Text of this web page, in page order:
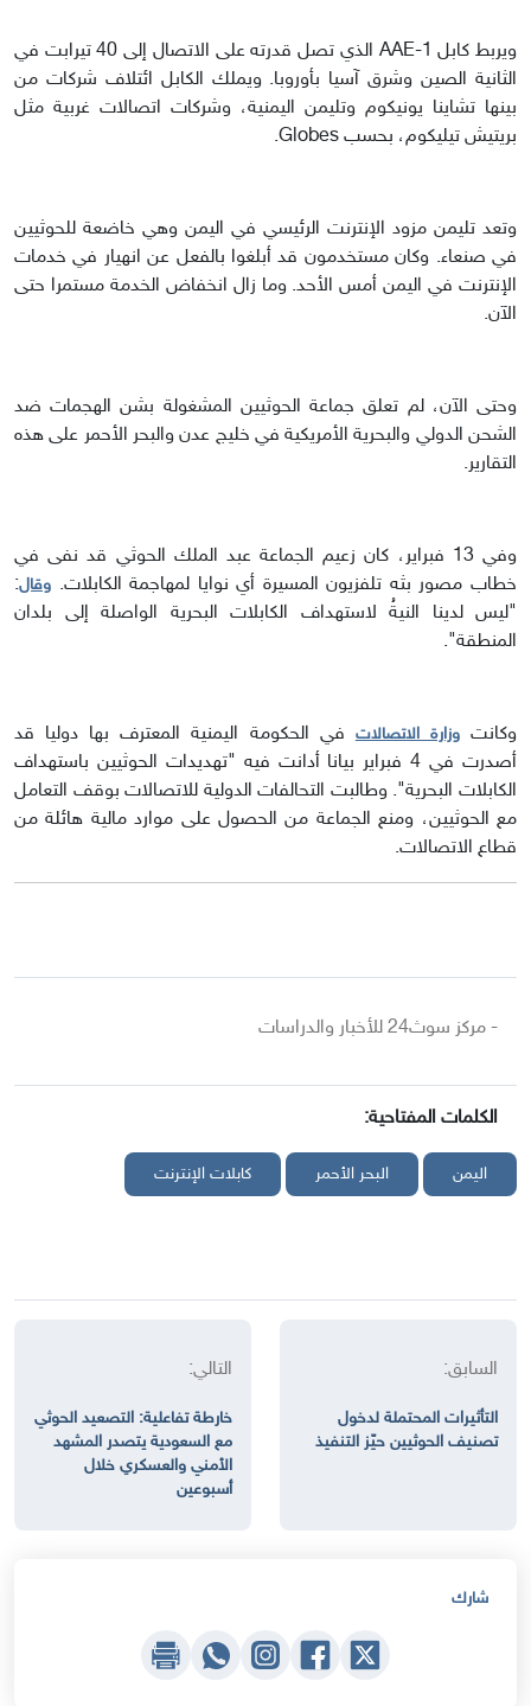
ويربط كابل AAE-1 الذي تصل قدرته على الاتصال إلى 40 تيرابت في
الثانية الصين وشرق آسيا بأوروبا. ويملك الكابل ائتلاف شركات من
بينها تشاينا يونيكوم وتليمن اليمنية، وشركات اتصالات غربية مثل
بريتيش تيليكوم، بحسب Globes.
وتعد تليمن مزود الإنترنت الرئيسي في اليمن وهي خاضعة للحوثيين
في صنعاء. وكان مستخدمون قد أبلغوا بالفعل عن انهيار في خدمات
الإنترنت في اليمن أمس الأحد. وما زال انخفاض الخدمة مستمرا حتى
الآن.
وحتى الآن، لم تعلق جماعة الحوثيين المشغولة بشن الهجمات ضد
الشحن الدولي والبحرية الأمريكية في خليج عدن والبحر الأحمر على هذه
التقارير.
وفي 13 فبراير، كان زعيم الجماعة عبد الملك الحوثي قد نفى في
خطاب مصور بثه تلفزيون المسيرة أي نوايا لمهاجمة الكابلات. وقال:
"ليس لدينا النيةُ لاستهداف الكابلات البحرية الواصلة إلى بلدان
المنطقة".
وكانتوزارة الاتصالاتفي الحكومة اليمنية المعترف بها دوليا قد
أصدرت في 4 فبراير بيانا أدانت فيه "تهديدات الحوثيين باستهداف
الكابلات البحرية". وطالبت التحالفات الدولية للاتصالات بوقف التعامل
مع الحوثيين، ومنع الجماعة من الحصول على موارد مالية هائلة من
قطاع الاتصالات.
- مركز سوث24 للأخبار والدراسات
الكلمات المفتاحية:
اليمن البحر الأحمر كابلات الإنترنت
السابق:
التأثيرات المحتملة لدخول
تصنيف الحوثيين حيّز التنفيذ
التالي:
خارطة تفاعلية: التصعيد الحوثي
مع السعودية يتصدر المشهد
الأمني والعسكري خلال
أسبوعين
شارك